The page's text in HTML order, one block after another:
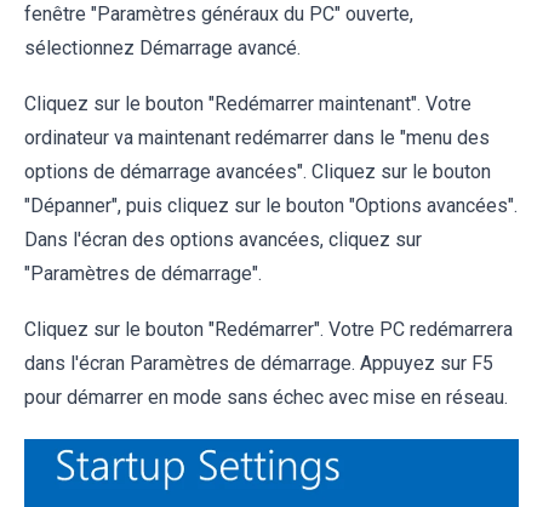
fenêtre "Paramètres généraux du PC" ouverte,
sélectionnez Démarrage avancé.
Cliquez sur le bouton "Redémarrer maintenant". Votre
ordinateur va maintenant redémarrer dans le "menu des
options de démarrage avancées". Cliquez sur le bouton
"Dépanner", puis cliquez sur le bouton "Options avancées".
Dans l'écran des options avancées, cliquez sur
"Paramètres de démarrage".
Cliquez sur le bouton "Redémarrer". Votre PC redémarrera
dans l'écran Paramètres de démarrage. Appuyez sur F5
pour démarrer en mode sans échec avec mise en réseau.